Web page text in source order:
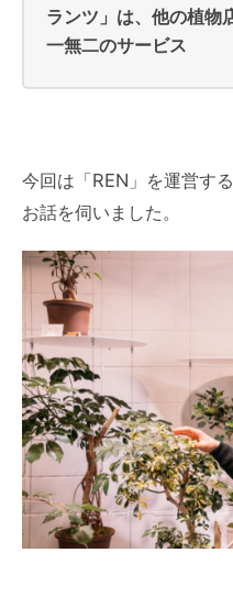
ランツ」は、他の植物
一無二のサービス
今回は「REN」を運営す
お話を伺いました。